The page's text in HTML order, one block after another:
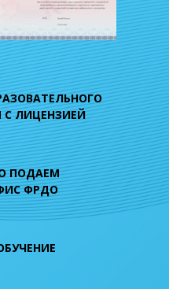
ПОДАЕМ
ФРДО
С ЛИЦЕНЗИЕЙ